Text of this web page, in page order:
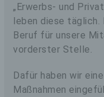
„Erwerbs- und
leben diese täglich.
Beruf für unsere
vorderster Stelle.
Dafür haben wir
Maßnahmen